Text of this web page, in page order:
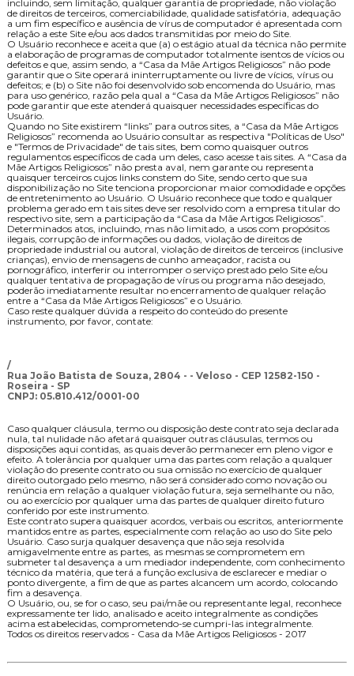
incluindo, sem limitação, qualquer garantia de propriedade, não violação
de direitos de terceiros, comerciabilidade, qualidade satisfatória, adequação
a um fim específico e ausência de vírus de computador é apresentada com
relação a este Site e/ou aos dados transmitidas por meio do Site.
O Usuário reconhece e aceita que (a) o estágio atual da técnica não permite
a elaboração de programas de computador totalmente isentos de vícios ou
defeitos e que, assim sendo, a “Casa da Mãe Artigos Religiosos” não pode
garantir que o Site operará ininterruptamente ou livre de vícios, vírus ou
defeitos; e (b) o Site não foi desenvolvido sob encomenda do Usuário, mas
para uso genérico, razão pela qual a “Casa da Mãe Artigos Religiosos” não
pode garantir que este atenderá quaisquer necessidades específicas do
Usuário.
Quando no Site existirem “links” para outros sites, a “Casa da Mãe Artigos
Religiosos” recomenda ao Usuário consultar as respectiva "Políticas de Uso"
e "Termos de Privacidade" de tais sites, bem como quaisquer outros
regulamentos específicos de cada um deles, caso acesse tais sites. A “Casa da
Mãe Artigos Religiosos” não presta aval, nem garante ou representa
quaisquer terceiros cujos links constem do Site, sendo certo que sua
disponibilização no Site tenciona proporcionar maior comodidade e opções
de entretenimento ao Usuário. O Usuário reconhece que todo e qualquer
problema gerado em tais sites deve ser resolvido com a empresa titular do
respectivo site, sem a participação da “Casa da Mãe Artigos Religiosos”.
Determinados atos, incluindo, mas não limitado, a usos com propósitos
ilegais, corrupção de informações ou dados, violação de direitos de
propriedade industrial ou autoral, violação de direitos de terceiros (inclusive
crianças), envio de mensagens de cunho ameaçador, racista ou
pornográfico, interferir ou interromper o serviço prestado pelo Site e/ou
qualquer tentativa de propagação de vírus ou programa não desejado,
poderão imediatamente resultar no encerramento de qualquer relação
entre a “Casa da Mãe Artigos Religiosos” e o Usuário.
Caso reste qualquer dúvida a respeito do conteúdo do presente
instrumento, por favor, contate:
/
Rua João Batista de Souza, 2804 - - Veloso - CEP 12582-150 -
Roseira - SP
CNPJ: 05.810.412/0001-00
Caso qualquer cláusula, termo ou disposição deste contrato seja declarada
nula, tal nulidade não afetará quaisquer outras cláusulas, termos ou
disposições aqui contidas, as quais deverão permanecer em pleno vigor e
efeito. A tolerância por qualquer uma das partes com relação a qualquer
violação do presente contrato ou sua omissão no exercício de qualquer
direito outorgado pelo mesmo, não será considerado como novação ou
renúncia em relação a qualquer violação futura, seja semelhante ou não,
ou ao exercício por qualquer uma das partes de qualquer direito futuro
conferido por este instrumento.
Este contrato supera quaisquer acordos, verbais ou escritos, anteriormente
mantidos entre as partes, especialmente com relação ao uso do Site pelo
Usuário. Caso surja qualquer desavença que não seja resolvida
amigavelmente entre as partes, as mesmas se comprometem em
submeter tal desavença a um mediador independente, com conhecimento
técnico da matéria, que terá a função exclusiva de esclarecer e mediar o
ponto divergente, a fim de que as partes alcancem um acordo, colocando
fim a desavença.
O Usuário, ou, se for o caso, seu pai/mãe ou representante legal, reconhece
expressamente ter lido, analisado e aceito integralmente as condições
acima estabelecidas, comprometendo-se cumpri-las integralmente.
Todos os direitos reservados - Casa da Mãe Artigos Religiosos - 2017